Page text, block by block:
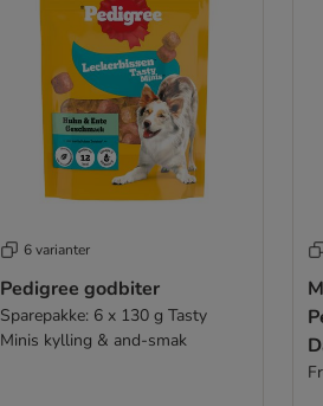
6 varianter
Pedigree godbiter
Sparepakke: 6 x 130 g Tasty
Minis kylling & and-smak